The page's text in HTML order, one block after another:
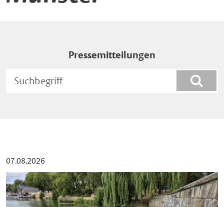
Pressemitteilungen
07.08.2026